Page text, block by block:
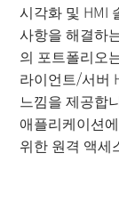
시각화 및 HMI
사항을 해결하
의 포트폴리오
라이언트/서버
느낌을 제공합
애플리케이션
위한 원격 액세